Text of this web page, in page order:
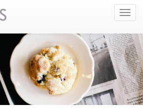
ナ
ビ
ゲ
ー
シ
ョ
ン
の
切
替